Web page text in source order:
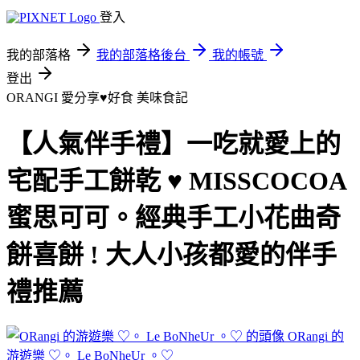
登入
我的部落格 我的部落格後台
我的帳號
登出
ORANGI 愛分享♥好食 美味食記
【人氣伴手禮】一吃就愛上的
宅配手工餅乾 ♥ MISSCOCOA
蜜思可可。經典手工小花曲奇
餅喜餅 ! 大人小孩都愛的伴手
禮推薦
ORangi 的
游遊樂 ♡。 Le BoNheUr 。♡